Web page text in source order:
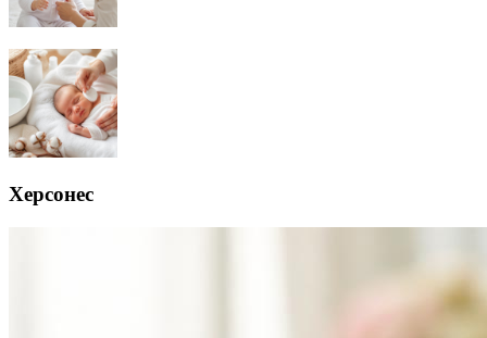
Херсонес